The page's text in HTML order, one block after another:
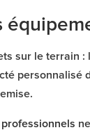
sur le terrain
professionnels